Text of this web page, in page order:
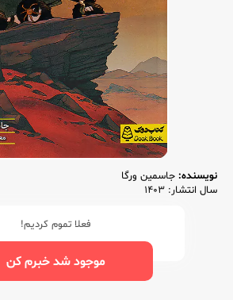
نویسنده: جاسمین ورگا
سال انتشار: 1403
فعلا تموم کردیم!
موجود شد خبرم کن